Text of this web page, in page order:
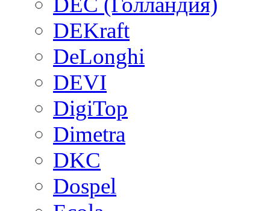
DEKraft
DeLonghi
DEVI
DigiTop
Dimetra
DKC
Dospel